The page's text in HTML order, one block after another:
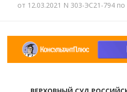
от 12.03.2021 N 303-ЭС21-794